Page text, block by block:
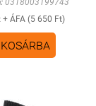
0318003199743
+ ÁFA (5 650 Ft)
KOSÁRBA